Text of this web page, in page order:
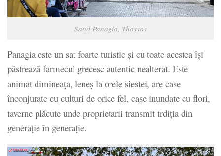
Satul Panagia, Thassos
Panagia este un sat foarte turistic și cu toate acestea își
păstrează farmecul grecesc autentic nealterat. Este
animat dimineața, leneș la orele siestei, are case
înconjurate cu culturi de orice fel, case inundate cu flori,
taverne plăcute unde proprietarii transmit trdiția din
generație în generație.